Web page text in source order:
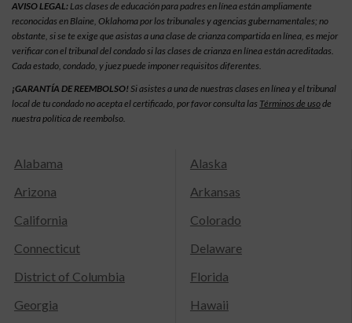
AVISO LEGAL:Las clases de educación para padres en línea están ampliamente
reconocidas en Blaine, Oklahoma por los tribunales y agencias gubernamentales; no
obstante, si se te exige que asistas a una clase de crianza compartida en línea, es mejor
verificar con el tribunal del condado si las clases de crianza en línea están acreditadas.
Cada estado, condado, y juez puede imponer requisitos diferentes.
¡GARANTÍA DE REEMBOLSO! Si asistes a una de nuestras clases en línea y el tribunal
local de tu condado no acepta el certificado, por favor consulta las Términos de usode
nuestra política de reembolso.
Alabama
Alaska
Arizona
Arkansas
California
Colorado
Connecticut
Delaware
District of Columbia
Florida
Georgia
Hawaii